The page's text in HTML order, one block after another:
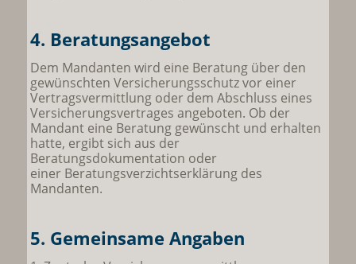
4. Beratungsangebot
Dem Mandanten wird eine Beratung über den
gewünschten Versicherungsschutz vor einer
Vertragsvermittlung oder dem Abschluss eines
Versicherungsvertrages angeboten. Ob der
Mandant eine Beratung gewünscht und erhalten
hatte, ergibt sich aus der
Beratungsdokumentation oder
einer Beratungsverzichtserklärung des
Mandanten.
5. Gemeinsame Angaben